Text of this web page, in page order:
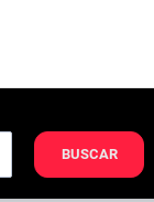
BUSCAR